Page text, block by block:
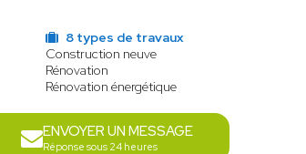
8 types de travaux
Construction neuve
Rénovation
Rénovation énergétique
ENVOYER UN MESSAGE
Réponse sous 24 heures